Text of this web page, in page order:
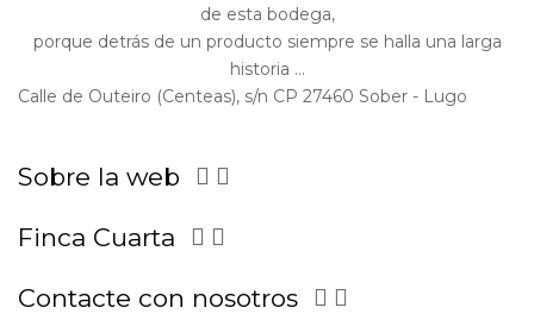
de esta bodega,
porque detrás de un producto siempre se halla una larga
historia ...
Calle de Outeiro (Centeas), s/n CP 27460 Sober - Lugo
Sobre la web  
Finca Cuarta  
Contacte con nosotros  